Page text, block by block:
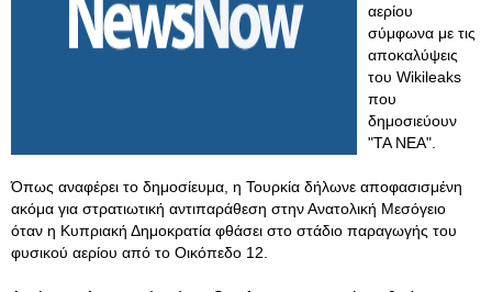
αερίου
σύμφωνα με τις
αποκαλύψεις
του Wikileaks
που
δημοσιεύουν
"ΤΑ ΝΕΑ".
Όπως αναφέρει το δημοσίευμα, η Τουρκία δήλωνε αποφασισμένη
ακόμα για στρατιωτική αντιπαράθεση στην Ανατολική Μεσόγειο
όταν η Κυπριακή Δημοκρατία φθάσει στο στάδιο παραγωγής του
φυσικού αερίου από το Οικόπεδο 12.